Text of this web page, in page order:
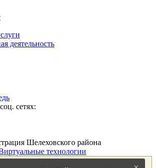
деятельность
сетях:
Шелеховского района
технологии